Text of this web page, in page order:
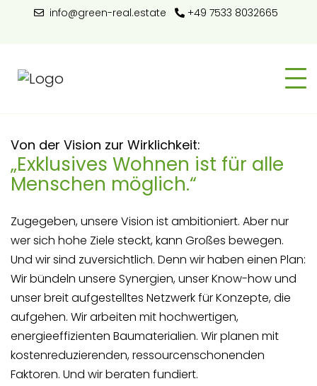
info@green-real.estate +49 7533 8032665
Von der Vision zur Wirklichkeit:
„Exklusives Wohnen ist für alle
Menschen möglich.“
Zugegeben, unsere Vision ist ambitioniert. Aber nur
wer sich hohe Ziele steckt, kann Großes bewegen.
Und wir sind zuversichtlich. Denn wir haben einen Plan:
Wir bündeln unsere Synergien, unser Know-how und
unser breit aufgestelltes Netzwerk für Konzepte, die
aufgehen. Wir arbeiten mit hochwertigen,
energieeffizienten Baumaterialien. Wir planen mit
kostenreduzierenden, ressourcenschonenden
Faktoren. Und wir beraten fundiert.